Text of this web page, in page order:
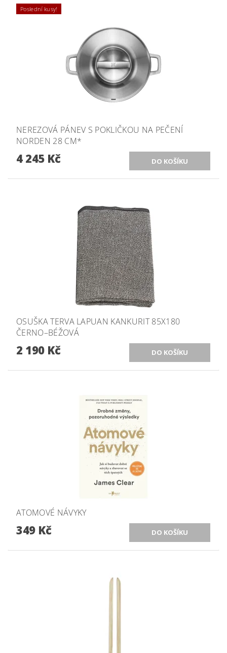
Poslední kusy!
NEREZOVÁ PÁNEV S POKLIČKOU NA PEČENÍ
NORDEN 28 CM*
4 245 Kč
OSUŠKA TERVA LAPUAN KANKURIT 85X180
ČERNO–BÉŽOVÁ
2 190 Kč
ATOMOVÉ NÁVYKY
349 Kč